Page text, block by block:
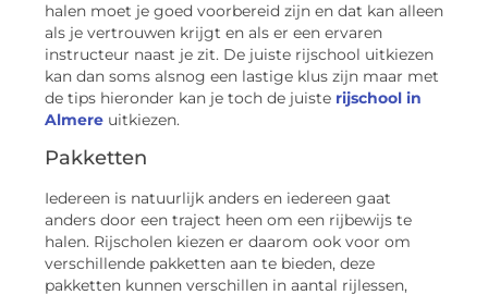
halen moet je goed voorbereid zijn en dat kan alleen
als je vertrouwen krijgt en als er een ervaren
instructeur naast je zit. De juiste rijschool uitkiezen
kan dan soms alsnog een lastige klus zijn maar met
de tips hieronder kan je toch de juiste rijschool in
Almere uitkiezen.
Pakketten
Iedereen is natuurlijk anders en iedereen gaat
anders door een traject heen om een rijbewijs te
halen. Rijscholen kiezen er daarom ook voor om
verschillende pakketten aan te bieden, deze
pakketten kunnen verschillen in aantal rijlessen,